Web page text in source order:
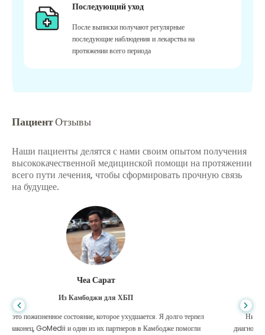
Последующий уход
После выписки получают регулярные
последующие наблюдения и лекарства на
протяжении всего периода
ПациентОтзывы
Наши пациенты делятся с нами своим опытом получения
высококачественной медицинской помощи на протяжении
всего пути лечения, чтобы сформировать прочную связь
на будущее.
Ариф Хафиз
Из Бангладеш для лечения цирроза печени
Никогда не знаешь, когда жизнь повернет не туда, когда у меня
диагностировали цирроз печени, мне было некуда идти. Мои средства